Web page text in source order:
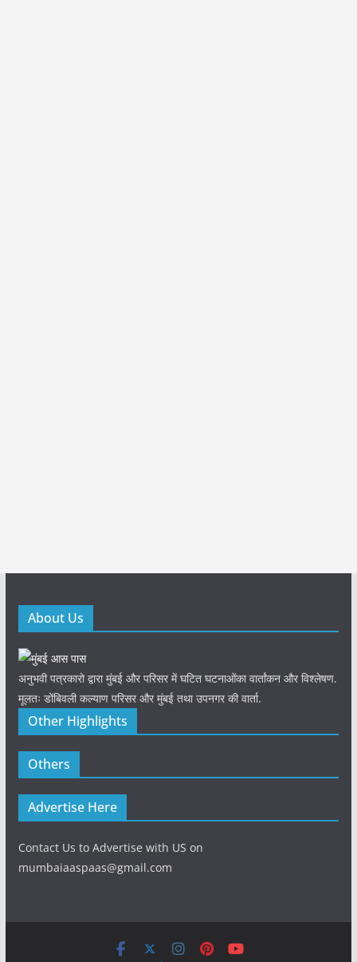
About Us
अनुभवी पत्रकारो द्वारा मुंबई और परिसर में घटित घटनाओंका वार्तांकन और विश्लेषण.
मूलतः डोंबिवली कल्याण परिसर और मुंबई तथा उपनगर की वार्ता.
Other Highlights
Others
Advertise Here
Contact Us to Advertise with US on
mumbaiaaspaas@gmail.com